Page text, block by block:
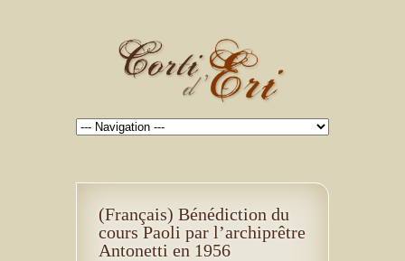
(Français) Bénédiction du
cours Paoli par l’archiprêtre
Antonetti en 1956